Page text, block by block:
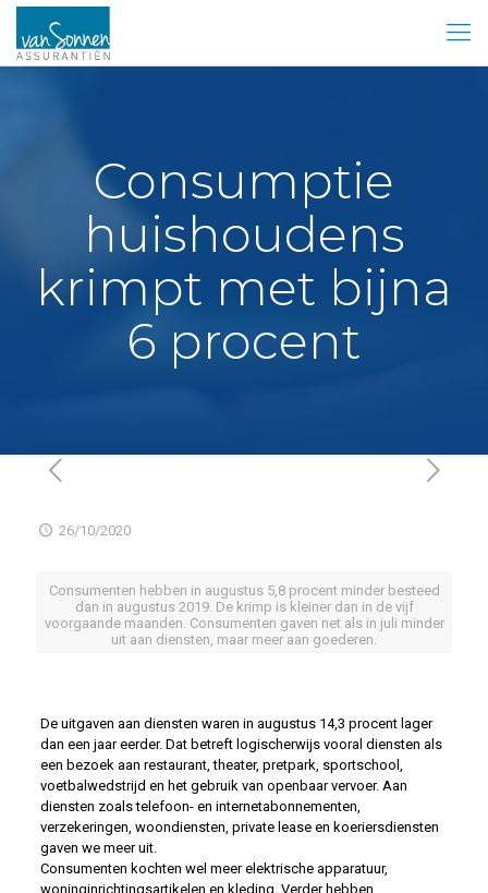
Consumptie
huishoudens
krimpt met bijna
6 procent
26/10/2020
Consumenten hebben in augustus 5,8 procent minder besteed
dan in augustus 2019. De krimp is kleiner dan in de vijf
voorgaande maanden. Consumenten gaven net als in juli minder
uit aan diensten, maar meer aan goederen.
De uitgaven aan diensten waren in augustus 14,3 procent lager
dan een jaar eerder. Dat betreft logischerwijs vooral diensten als
een bezoek aan restaurant, theater, pretpark, sportschool,
voetbalwedstrijd en het gebruik van openbaar vervoer. Aan
diensten zoals telefoon- en internetabonnementen,
verzekeringen, woondiensten, private lease en koeriersdiensten
gaven we meer uit.
Consumenten kochten wel meer elektrische apparatuur,
woninginrichtingsartikelen en kleding. Verder hebben